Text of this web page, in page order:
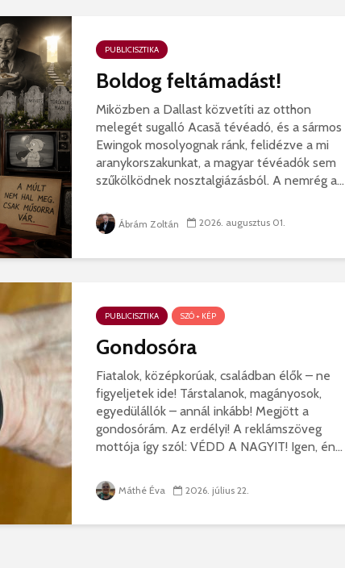
PUBLICISZTIKA
Boldog feltámadást!
Miközben a Dallast közvetíti az otthon
melegét sugalló Acasă tévéadó, és a sármos
Ewingok mosolyognak ránk, felidézve a mi
aranykorszakunkat, a magyar tévéadók sem
szűkölködnek nosztalgiázásból. A nemrég a...
Ábrám Zoltán 2026. augusztus 01.
PUBLICISZTIKA SZÓ + KÉP
Gondosóra
Fiatalok, középkorúak, családban élők – ne
figyeljetek ide! Társtalanok, magányosok,
egyedülállók – annál inkább! Megjött a
gondosórám. Az erdélyi! A reklámszöveg
mottója így szól: VÉDD A NAGYIT! Igen, én...
Máthé Éva 2026. július 22.